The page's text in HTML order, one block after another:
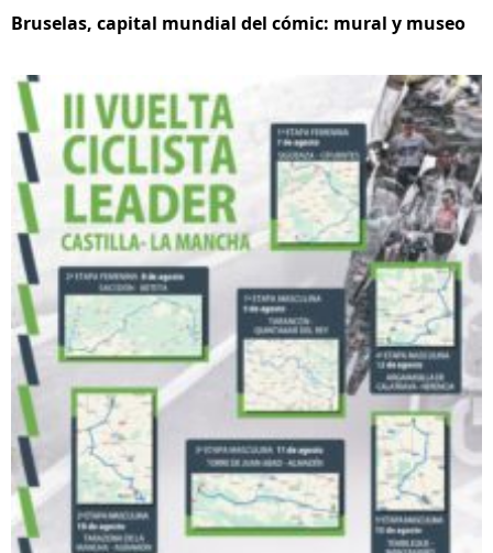
Bruselas, capital mundial del cómic: mural y museo